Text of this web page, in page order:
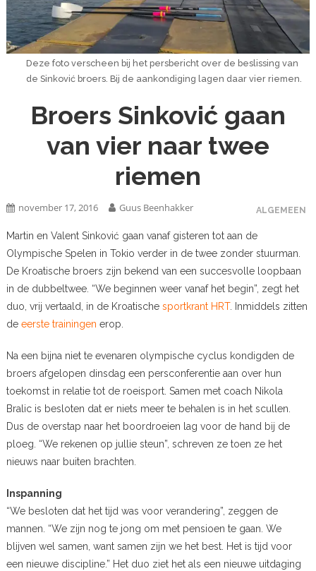
Deze foto verscheen bij het persbericht over de beslissing van
de Sinković broers. Bij de aankondiging lagen daar vier riemen.
Broers Sinković gaan
van vier naar twee
riemen
ALGEMEEN
november 17, 2016 Guus Beenhakker
Martin en Valent Sinković gaan vanaf gisteren tot aan de
Olympische Spelen in Tokio verder in de twee zonder stuurman.
De Kroatische broers zijn bekend van een succesvolle loopbaan
in de dubbeltwee. “We beginnen weer vanaf het begin”, zegt het
duo, vrij vertaald, in de Kroatische sportkrant HRT. Inmiddels zitten
de eerste trainingen erop.
Na een bijna niet te evenaren olympische cyclus kondigden de
broers afgelopen dinsdag een persconferentie aan over hun
toekomst in relatie tot de roeisport. Samen met coach Nikola
Bralic is besloten dat er niets meer te behalen is in het scullen.
Dus de overstap naar het boordroeien lag voor de hand bij de
ploeg. “We rekenen op jullie steun”, schreven ze toen ze het
nieuws naar buiten brachten.
Inspanning
“We besloten dat het tijd was voor verandering”, zeggen de
mannen. “We zijn nog te jong om met pensioen te gaan. We
blijven wel samen, want samen zijn we het best. Het is tijd voor
een nieuwe discipline.” Het duo ziet het als een nieuwe uitdaging